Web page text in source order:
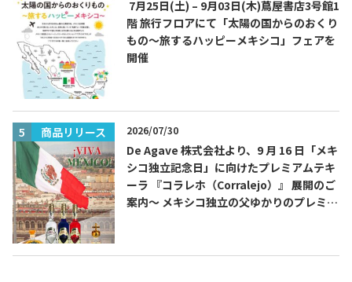
7月25日(土) – 9月03日(木)蔦屋書店3号館1
階 旅行フロアにて「太陽の国からのおくり
もの～旅するハッピーメキシコ」フェアを
開催
商品リリース 2026/07/30
De Agave 株式会社より、9 月 16 日「メキ
シコ独立記念日」に向けたプレミアムテキ
ーラ 『コラレホ（Corralejo）』 展開のご
案内〜 メキシコ独立の父ゆかりのプレミア